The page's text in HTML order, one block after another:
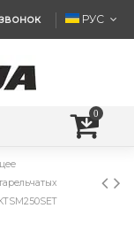
РУС
0